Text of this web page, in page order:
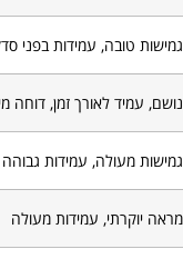
גמישות טובה, עמידות בפני
נושם, עמיד לאורך זמן, דוחה
גמישות מעולה, עמידות גבוהה
מראה יוקרתי, עמידות מעולה